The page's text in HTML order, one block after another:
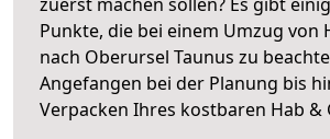
Punkte, die bei einem Umzug von
nach Oberursel Taunus zu
Angefangen bei der Planung bis
Verpacken Ihres kostbaren Hab &